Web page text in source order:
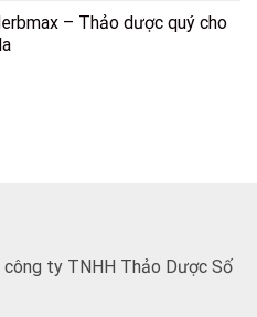
tại
– Thảo dược quý cho
công ty TNHH Thảo Dược Số